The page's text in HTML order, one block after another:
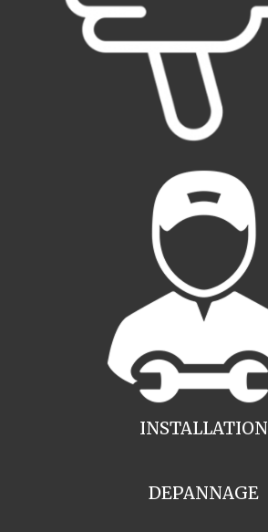
INSTALLATION
DEPANNAGE